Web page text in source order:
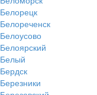
Белорецк
Белореченск
Белоусово
Белоярский
Белый
Бердск
Березники